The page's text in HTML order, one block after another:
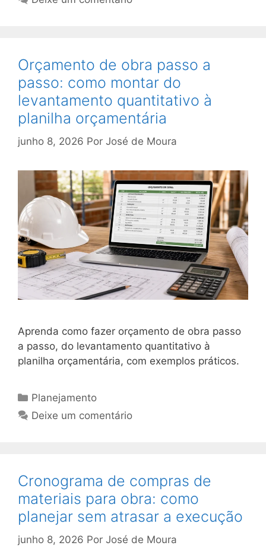
Orçamento de obra passo a
passo: como montar do
levantamento quantitativo à
planilha orçamentária
junho 8, 2026 Por José de Moura
Aprenda como fazer orçamento de obra passo
a passo, do levantamento quantitativo à
planilha orçamentária, com exemplos práticos.
Planejamento
Deixe um comentário
Cronograma de compras de
materiais para obra: como
planejar sem atrasar a execução
junho 8, 2026 Por José de Moura